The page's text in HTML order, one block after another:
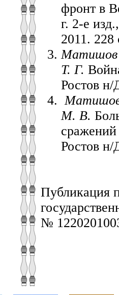
фронт в
г. 2-е
2011. 228
Матишов
Т. Г.
Ростов
Матишов
М. В.
Ростов
Публикация
№